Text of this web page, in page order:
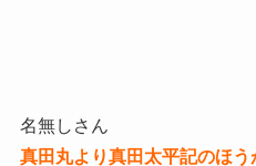
名無しさん
真田丸より真田太平記のほう